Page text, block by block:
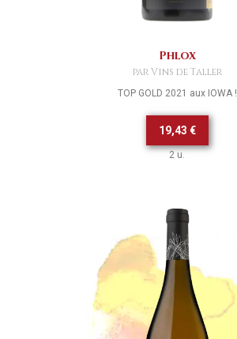
Phlox
par Vins de Taller
TOP GOLD 2021 aux IOWA !
19,43 €
2 u.